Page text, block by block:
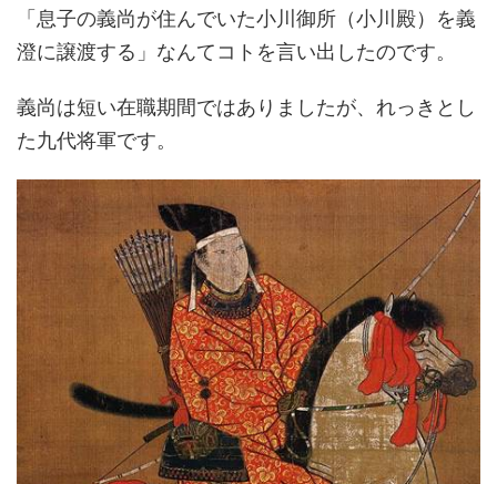
「息子の義尚が住んでいた小川御所（小川殿）を義
澄に譲渡する」なんてコトを言い出したのです。
義尚は短い在職期間ではありましたが、れっきとし
た九代将軍です。